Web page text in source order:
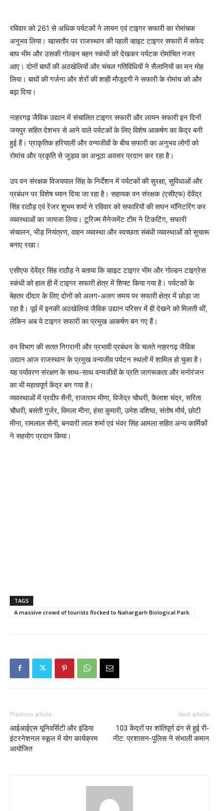
रविवार को 261 से अधिक पर्यटकों ने लायन एवं टाइगर सफारी का रोमांचक
अनुभव लिया। खासतौर पर राजस्थान की पहली व्हाइट टाइगर सफारी में सफेद
बाघ भीम और उसकी गोल्डन बहन स्कंधी को देखकर पर्यटक रोमांचित नजर
आए। दोनों बाघों की अठखेलियों और चंचल गतिविधियों ने सैलानियों का मन मोह
लिया। बाघों की गर्जना और शेरों की शाही मौजूदगी ने सफारी के रोमांच को और
बढ़ा दिया।
नाहरगढ़ जैविक उद्यान में संचालित टाइगर सफारी और लायन सफारी इन दिनों
जयपुर सहित देशभर से आने वाले पर्यटकों के लिए विशेष आकर्षण का केंद्र बनी
हुई हैं। प्राकृतिक हरियाली और वन्यजीवों के बीच सफारी का अनुभव लोगों को
रोमांच और प्रकृति से जुड़ाव का अनूठा अवसर प्रदान कर रहा है।
उप वन संरक्षक विजयपाल सिंह के निर्देशन में पर्यटकों की सुरक्षा, सुविधाओं और
प्रबंधन पर विशेष ध्यान दिया जा रहा है। सहायक वन संरक्षक (एसीएफ) देवेंद्र
सिंह राठौड़ एवं रेंजर शुभम शर्मा ने रविवार को सफारियों की सघन मॉनिटरिंग कर
व्यवस्थाओं का जायजा लिया। टूरिज्म मैनेजमेंट टीम ने टिकटिंग, सफारी
संचालन, भीड़ नियंत्रण, वाहन व्यवस्था और स्वच्छता संबंधी व्यवस्थाओं को सुचारू
बनाए रखा।
एसीएफ देवेंद्र सिंह राठौड़ ने बताया कि व्हाइट टाइगर भीम और गोल्डन टाइग्रेस
स्कंधी को हाल ही में टाइगर सफारी क्षेत्र में शिफ्ट किया गया है। पर्यटकों के
बेहतर दीदार के लिए दोनों को अलग-अलग समय पर सफारी क्षेत्र में छोड़ा जा
रहा है। पूर्व में इनकी अठखेलियां जैविक उद्यान परिसर में ही देखने को मिलती थीं,
लेकिन अब ये टाइगर सफारी का प्रमुख आकर्षण बन गए हैं।
वन विभाग की सतत निगरानी और प्रभावी प्रबंधन के चलते नाहरगढ़ जैविक
उद्यान आज राजस्थान के प्रमुख वन्यजीव पर्यटन स्थलों में शामिल हो चुका है।
यह पर्यावरण संरक्षण के साथ-साथ वन्यजीवों के प्रति जागरूकता और मनोरंजन
का भी महत्वपूर्ण केंद्र बन गया है।
व्यवस्थाओं में प्रदीप सैनी, राजाराम मीणा, विजेंद्र चौधरी, कैलाश चंद्र, सरिता
चौधरी, बसंती गुर्जर, विमला मीना, हंसा कुमारी, उमेश वशिष्ठ, संतोष मौर्य, छोटी
मीना, रामलाल सैनी, बनवारी लाल शर्मा एवं भंवर सिंह आमला सहित अन्य कार्मिकों
ने सहयोग प्रदान किया।
TAGS
A massive crowd of tourists flocked to Nahargarh Biological Park.
Previous article
आईआईएस यूनिवर्सिटी और इंडिया
इंटरनेशनल स्कूल में योग कार्यक्रम
आयोजित
Next article
103 केंद्रों पर शांतिपूर्ण ढंग से हुई री-
नीट: प्रशासन-पुलिस ने संभाली कमान